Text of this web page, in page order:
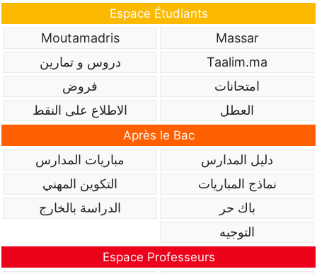
Espace Étudiants
Massar
Moutamadris
Taalim.ma
دروس و تمارين
امتحانات
فروض
العطل
الاطلاع على النقط
Après le Bac
دليل المدارس
مباريات المدارس
نماذج المباريات
التكوين المهني
باك حر
الدراسة بالخارج
التوجيه
Espace Professeurs